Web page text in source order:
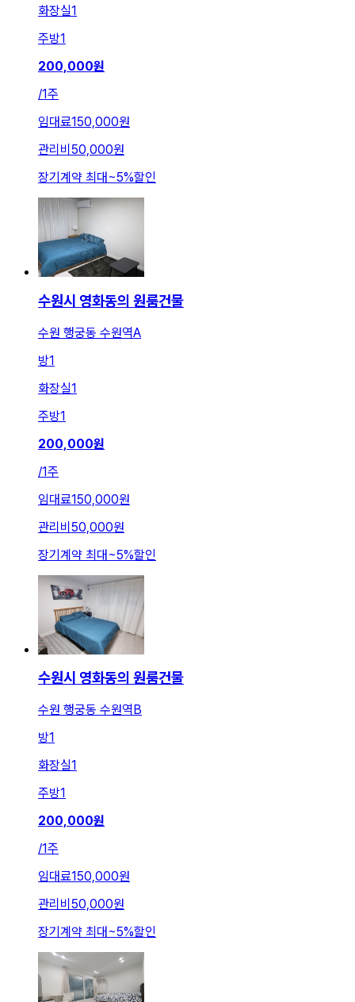
화장실1
주방1
200,000원
/1주
임대료150,000원
관리비 50,000원
장기계약 최대 ~5%할인
수원시 영화동의 원룸건물
수원 행궁동 수원역A
방1
화장실1
주방1
200,000원
/1주
임대료150,000원
관리비 50,000원
장기계약 최대~5%할인
수원시 영화동의 원룸건물
수원 행궁동 수원역B
방1
화장실1
주방1
200,000원
/1주
임대료150,000원
관리비 50,000원
장기계약 최대 ~5%할인